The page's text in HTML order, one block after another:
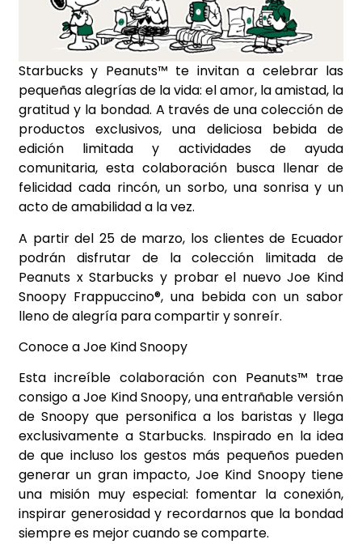
Starbucks y Peanuts™ te invitan a celebrar las
pequeñas alegrías de la vida: el amor, la amistad, la
gratitud y la bondad. A través de una colección de
productos exclusivos, una deliciosa bebida de
edición limitada y actividades de ayuda
comunitaria, esta colaboración busca llenar de
felicidad cada rincón, un sorbo, una sonrisa y un
acto de amabilidad a la vez.
A partir del 25 de marzo, los clientes de Ecuador
podrán disfrutar de la colección limitada de
Peanuts x Starbucks y probar el nuevo Joe Kind
Snoopy Frappuccino®, una bebida con un sabor
lleno de alegría para compartir y sonreír.
Conoce a Joe Kind Snoopy
Esta increíble colaboración con Peanuts™ trae
consigo a Joe Kind Snoopy, una entrañable versión
de Snoopy que personifica a los baristas y llega
exclusivamente a Starbucks. Inspirado en la idea
de que incluso los gestos más pequeños pueden
generar un gran impacto, Joe Kind Snoopy tiene
una misión muy especial: fomentar la conexión,
inspirar generosidad y recordarnos que la bondad
siempre es mejor cuando se comparte.